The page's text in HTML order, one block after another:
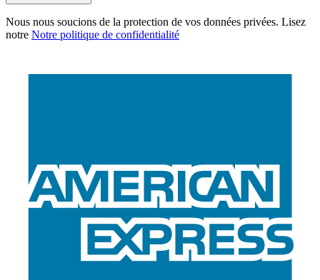
Nous nous soucions de la protection de vos données privées. Lisez
notre Notre politique de confidentialité